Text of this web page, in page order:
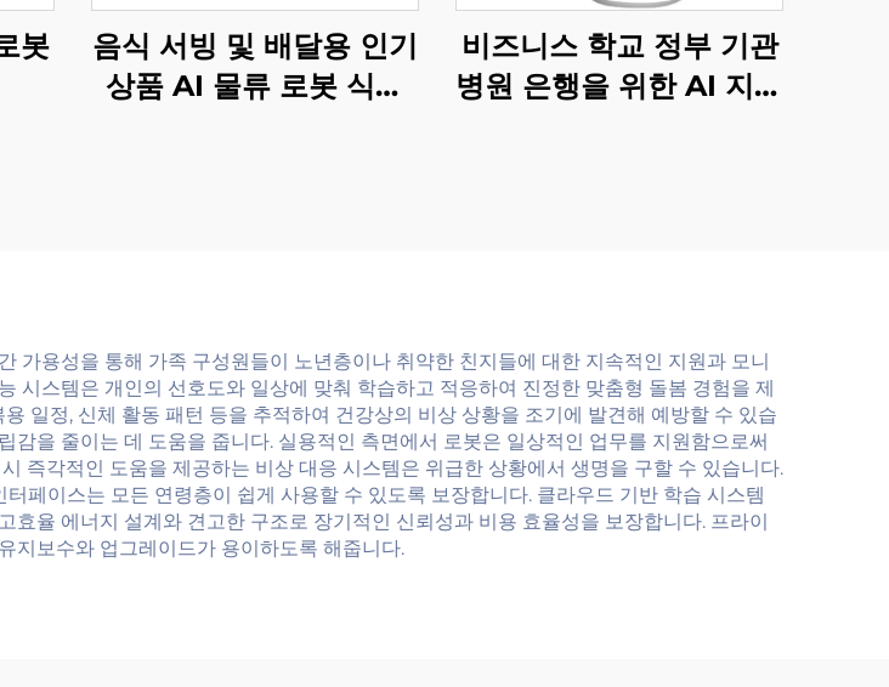
봇
음식 서빙 및 배달용 인기
상품 AI 물류 로봇 식당
비즈니스 학교 정부 기관
병원 은행을 위한 AI 지능
가용성을 통해 가족 구성원들이 노년층이나 취약한 친지들에 대한 지속적인 지원과 모니
시스템은 개인의 선호도와 일상에 맞춰 학습하고 적응하여 진정한 맞춤형 돌봄 경험을 제
일정, 신체 활동 패턴 등을 추적하여 건강상의 비상 상황을 조기에 발견해 예방할 수 있습
을 줄이는 데 도움을 줍니다. 실용적인 측면에서 로봇은 일상적인 업무를 지원함으로써
즉각적인 도움을 제공하는 비상 대응 시스템은 위급한 상황에서 생명을 구할 수 있습니다.
페이스는 모든 연령층이 쉽게 사용할 수 있도록 보장합니다. 클라우드 기반 학습 시스템
율 에너지 설계와 견고한 구조로 장기적인 신뢰성과 비용 효율성을 보장합니다. 프라이
지보수와 업그레이드가 용이하도록 해줍니다.